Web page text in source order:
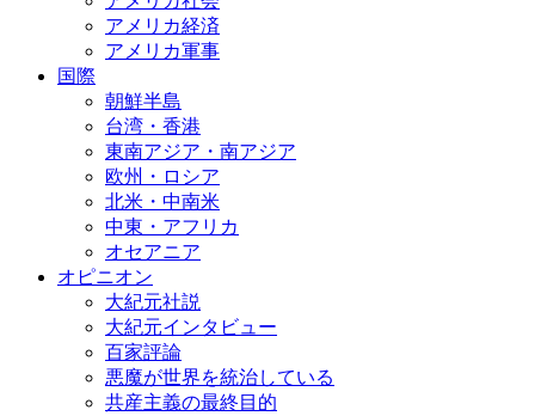
アメリカ経済
アメリカ軍事
国際
朝鮮半島
台湾・香港
東南アジア・南アジア
欧州・ロシア
北米・中南米
中東・アフリカ
オセアニア
オピニオン
大紀元社説
大紀元インタビュー
百家評論
悪魔が世界を統治している
共産主義の最終目的